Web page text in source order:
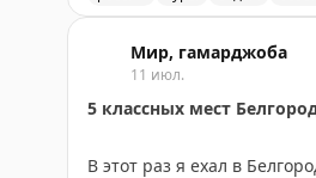
Эта ответственность
👉«Пора
Мир, гамарджоба
11 июл.
5 классных мест
В этот раз я ехал в